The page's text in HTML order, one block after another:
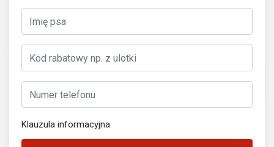
Klauzula informacyjna